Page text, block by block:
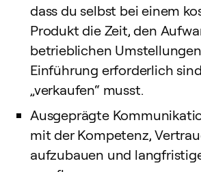
dass du selbst bei einem
Produkt die Zeit, den
betrieblichen
Einführung erforderlich
„verkaufen“ musst.
Ausgeprägte
mit der Kompetenz,
aufzubauen und